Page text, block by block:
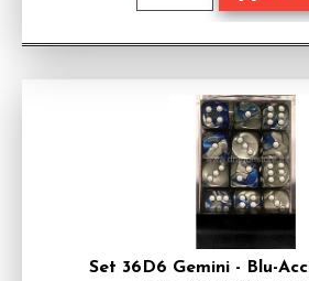
Set 36D6 Gemini - Blu-